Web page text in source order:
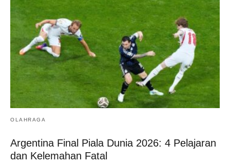
OLAHRAGA
Argentina Final Piala Dunia 2026: 4 Pelajaran
dan Kelemahan Fatal